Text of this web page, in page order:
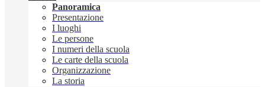
Panoramica
Presentazione
I luoghi
Le persone
I numeri della scuola
Le carte della scuola
Organizzazione
La storia